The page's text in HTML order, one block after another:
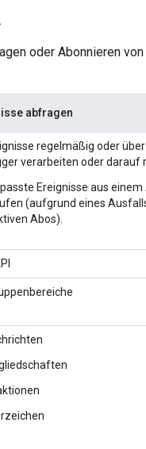
oder Abonnieren
abfragen
regelmäßig oder
verarbeiten oder darauf
Ereignisse aus einem
(aufgrund eines
Abos).